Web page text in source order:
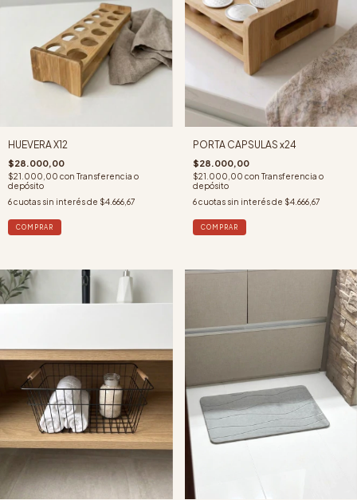
HUEVERA X12
$28.000,00
$21.000,00 con Transferencia o
depósito
6cuotas sin interés de $4.666,67
PORTA CAPSULAS x24
$28.000,00
$21.000,00 con Transferencia o
depósito
6 cuotas sin interés de $4.666,67